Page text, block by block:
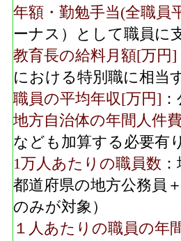
年額・勤勉手当(全職員
ーナス）として職員に
教育長の給料月額[万円]
における特別職に相当
職員の平均年収[万円]
地方自治体の年間人件
なども加算する必要有り
1万人あたりの職員数
都道府県の地方公務員
のみが対象）
１人あたりの職員の年